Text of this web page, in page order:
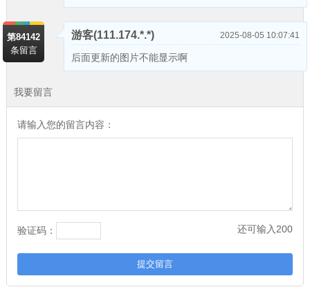
第84142
条留言
游客(111.174.*.*) 2025-08-05 10:07:41
后面更新的图片不能显示啊
我要留言
请输入您的留言内容：
验证码： 还可输入 200